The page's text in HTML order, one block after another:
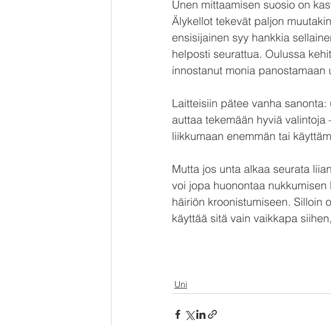
Unen mittaamisen suosio on
Älykellot tekevät paljon
ensisijainen syy hankkia
helposti seurattua. Oulussa
innostanut monia panostamaan
Laitteisiin pätee vanha
auttaa tekemään hyviä
liikkumaan enemmän tai
Mutta jos unta alkaa seurata
voi jopa huonontaa
häiriön kroonistumiseen. Silloin
käyttää sitä vain vaikkapa
Uni